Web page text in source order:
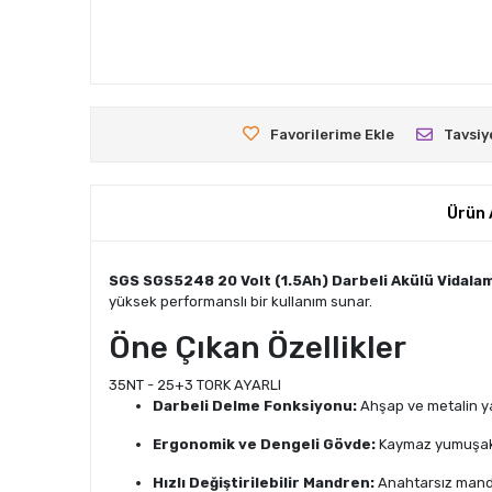
Favorilerime Ekle
Ürün
SGS SGS5248 20 Volt (1.5Ah) Darbeli Akülü
yüksek performanslı bir kullanım sunar.
Öne Çıkan Özellikler
35NT - 25+3 TORK AYARLI
Darbeli Delme Fonksiyonu: Ahşap ve metalin
Ergonomik ve Dengeli Gövde: Kaymaz
Hızlı Değiştirilebilir Mandren: Anahtarsız